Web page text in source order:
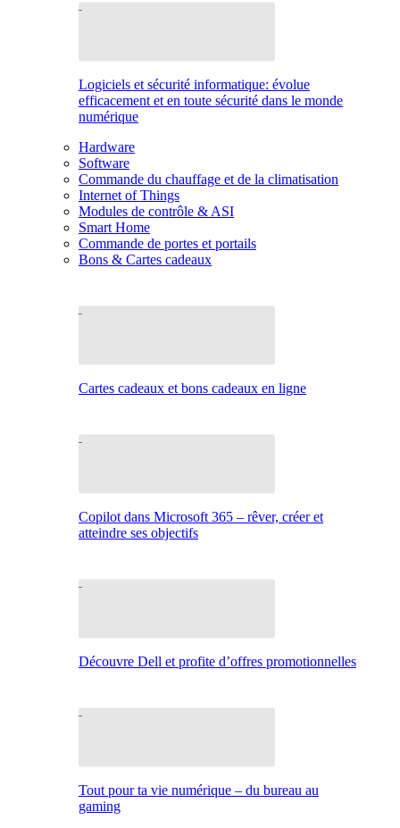
Logiciels et sécurité informatique: évolue
efficacement et en toute sécurité dans le monde
numérique
Hardware
Software
Commande du chauffage et de la climatisation
Internet of Things
Modules de contrôle & ASI
Smart Home
Commande de portes et portails
Bons & Cartes cadeaux
Cartes cadeaux et bons cadeaux en ligne
Copilot dans Microsoft 365 – rêver, créer et
atteindre ses objectifs
Découvre Dell et profite d’offres promotionnelles
Tout pour ta vie numérique – du bureau au
gaming